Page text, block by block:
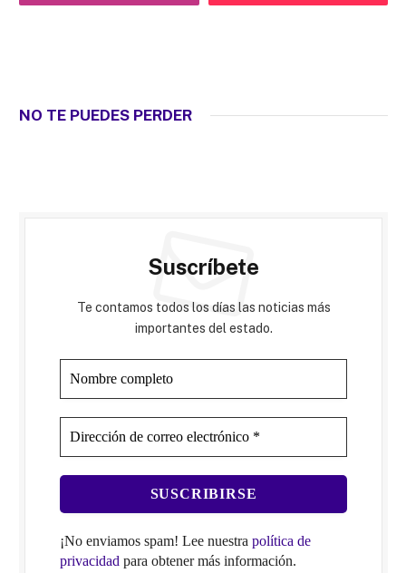
NO TE PUEDES PERDER
Suscríbete
Te contamos todos los días las noticias más
importantes del estado.
¡No enviamos spam! Lee nuestra política de
privacidad para obtener más información.